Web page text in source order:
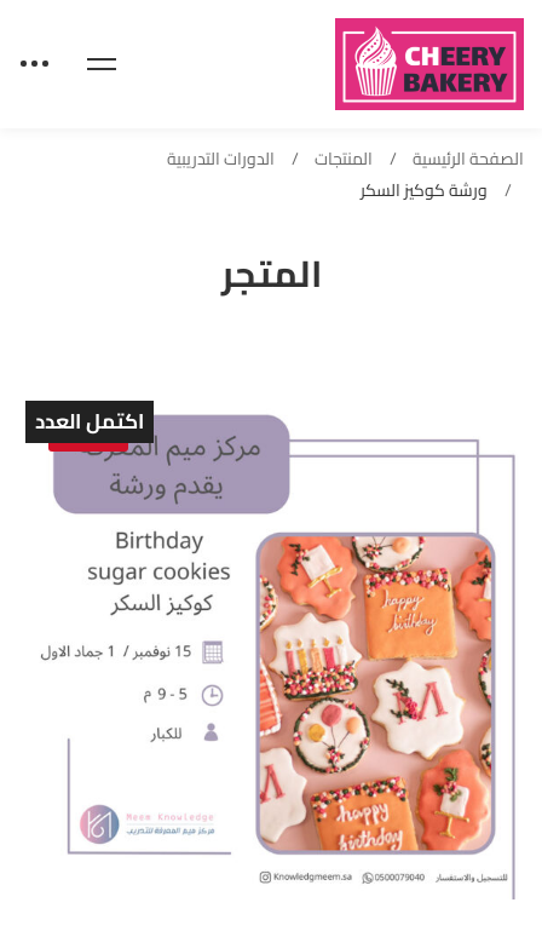
المتجر
الصفحة الرئيسية المنتجات
الدورات التدريبية
ورشة كوكيز السكر
Sold out
اكتمل العدد